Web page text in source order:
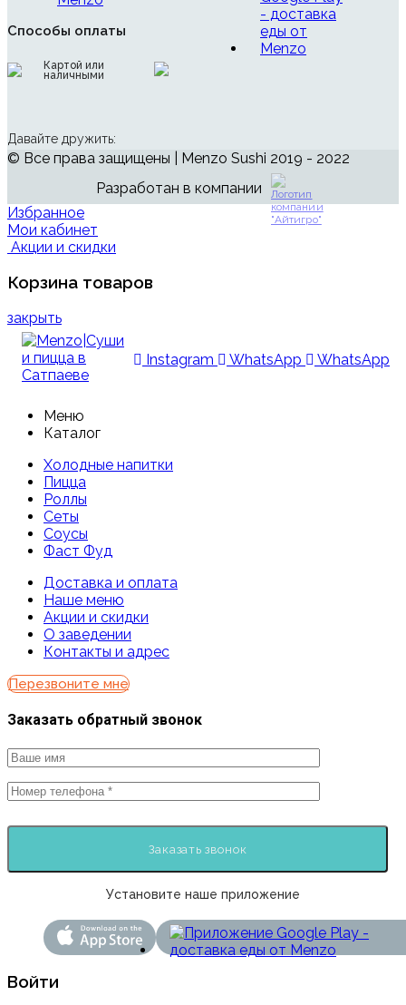
Способы оплаты
Картой или
наличными
Давайте дружить:
© Все права защищены | Menzo Sushi 2019 - 2022
Разработан в компании
Избранное
Мои кабинет
Акции и скидки
Корзина товаров
закрыть
Instagram WhatsApp WhatsApp
Меню
Каталог
Холодные напитки
Пицца
Роллы
Сеты
Соусы
Фаст Фуд
Доставка и оплата
Наше меню
Акции и скидки
О заведении
Контакты и адрес
Перезвоните мне
Заказать обратный звонок
Установите наше приложение
Войти